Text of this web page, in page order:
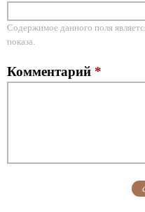
Содержимое данного поля
показа.
Комментарий *